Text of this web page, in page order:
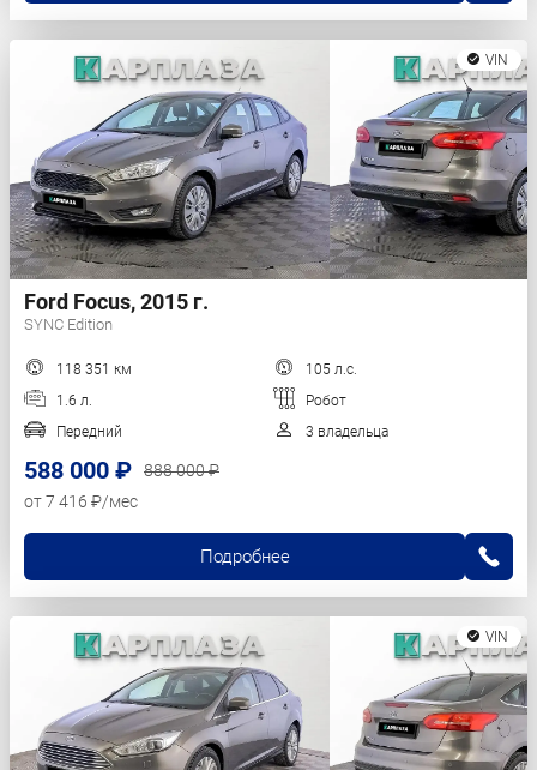
VIN
Ford Focus, 2015 г.
SYNC Edition
118 351 км
105 л.с.
1.6 л.
Робот
Передний
3 владельца
588 000 ₽
888 000 ₽
от 7 416 ₽/мес
Подробнее
VIN